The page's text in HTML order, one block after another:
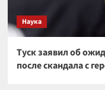
Наука
Туск заявил об
после скандала с